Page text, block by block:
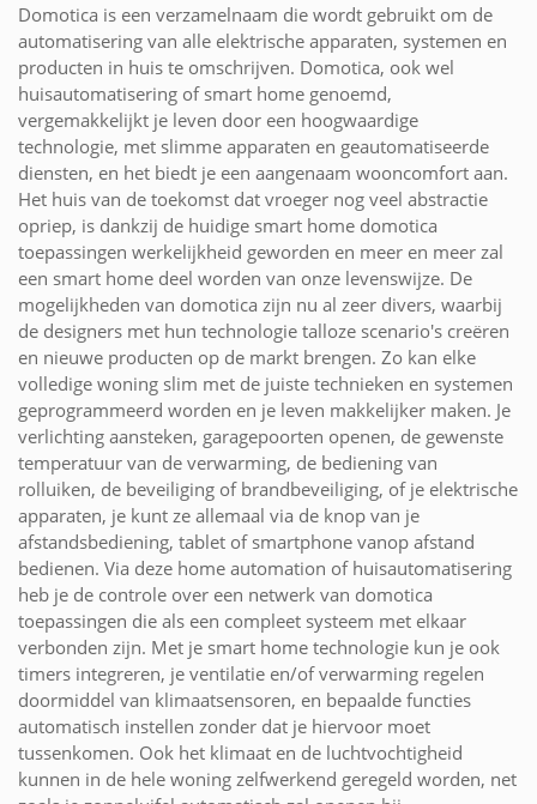
Domotica is een verzamelnaam die wordt gebruikt om de
automatisering van alle elektrische apparaten, systemen en
producten in huis te omschrijven. Domotica, ook wel
huisautomatisering of smart home genoemd,
vergemakkelijkt je leven door een hoogwaardige
technologie, met slimme apparaten en geautomatiseerde
diensten, en het biedt je een aangenaam wooncomfort aan.
Het huis van de toekomst dat vroeger nog veel abstractie
opriep, is dankzij de huidige smart home domotica
toepassingen werkelijkheid geworden en meer en meer zal
een smart home deel worden van onze levenswijze. De
mogelijkheden van domotica zijn nu al zeer divers, waarbij
de designers met hun technologie talloze scenario's creëren
en nieuwe producten op de markt brengen. Zo kan elke
volledige woning slim met de juiste technieken en systemen
geprogrammeerd worden en je leven makkelijker maken. Je
verlichting aansteken, garagepoorten openen, de gewenste
temperatuur van de verwarming, de bediening van
rolluiken, de beveiliging of brandbeveiliging, of je elektrische
apparaten, je kunt ze allemaal via de knop van je
afstandsbediening, tablet of smartphone vanop afstand
bedienen. Via deze home automation of huisautomatisering
heb je de controle over een netwerk van domotica
toepassingen die als een compleet systeem met elkaar
verbonden zijn. Met je smart home technologie kun je ook
timers integreren, je ventilatie en/of verwarming regelen
doormiddel van klimaatsensoren, en bepaalde functies
automatisch instellen zonder dat je hiervoor moet
tussenkomen. Ook het klimaat en de luchtvochtigheid
kunnen in de hele woning zelfwerkend geregeld worden, net